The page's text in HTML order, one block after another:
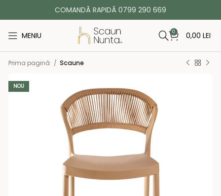
COMANDĂ RAPIDĂ 0799 290 669
MENIU 0 0,00 LEI
Prima pagină Scaune
NOU